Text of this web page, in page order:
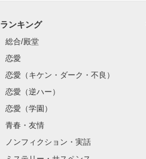
ランキング
総合/殿堂
恋愛
恋愛（キケン・ダーク・不良）
恋愛（逆ハー）
恋愛（学園）
青春・友情
ノンフィクション・実話